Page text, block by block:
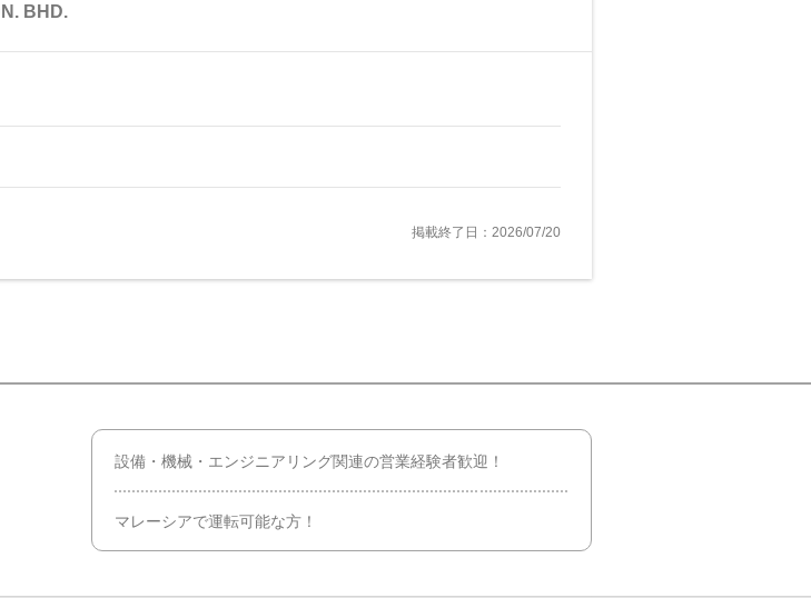
BHD.
掲載終了日：2026/07/20
設備・機械・エンジニアリング関連の営業経験者歓迎！
マレーシアで運転可能な方！